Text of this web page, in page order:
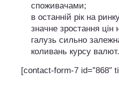
споживачами;
в останній рік на
значне зростання цін
галузь сильно
коливань курсу валют.
[contact-form-7 id=”868″